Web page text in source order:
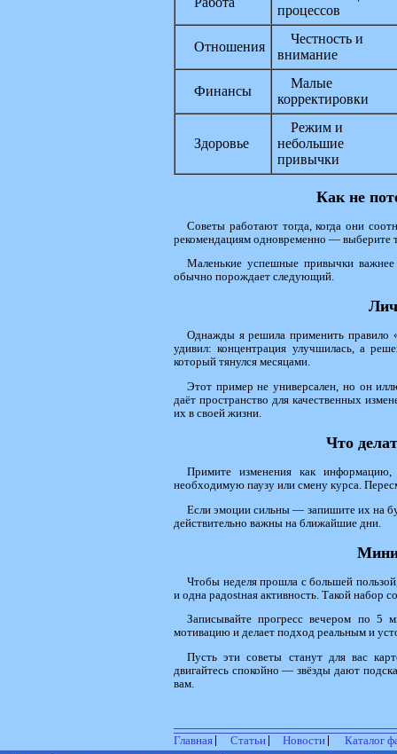
процессов
Отношения
Честность и
внимание
Финансы
Малые
корректировки
Здоровье
Режим и
небольшие
привычки
Как не
Советы работают тогда, когда они
рекомендациям одновременно — выберите
Маленькие успешные привычки
обычно порождает следующий.
Однажды я решила применить правило
удивил: концентрация улучшилась, а
который тянулся месяцами.
Этот пример не универсален, но он
даёт пространство для качественных
их в своей жизни.
Что
Примите изменения как
необходимую паузу или смену курса.
Если эмоции сильны — запишите их на
действительно важны на ближайшие дни.
Чтобы неделя прошла с большей
и одна радostная активность. Такой набор
Записывайте прогресс вечером по 5
мотивацию и делает подход реальным и
Пусть эти советы станут для вас
двигайтесь спокойно — звёзды дают
вам.
Главная Статьи Новости
Каталог